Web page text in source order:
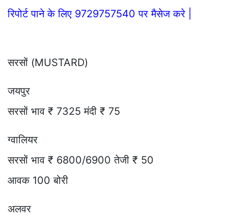
रिपोर्ट पाने के लिए 9729757540 पर मैसेज करे |
सरसों (MUSTARD)
जयपुर
सरसों भाव ₹ 7325 मंदी ₹ 75
ग्वालियर
सरसों भाव ₹ 6800/6900 तेजी ₹ 50
आवक 100 बोरी
अलवर